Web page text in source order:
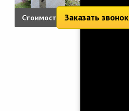
Стоимость: 4 099 руб.
Заказать звонок